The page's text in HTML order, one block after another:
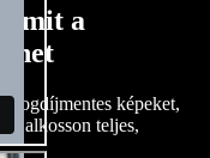
amit a
jogdíjmentes képeket,
alkosson teljes,